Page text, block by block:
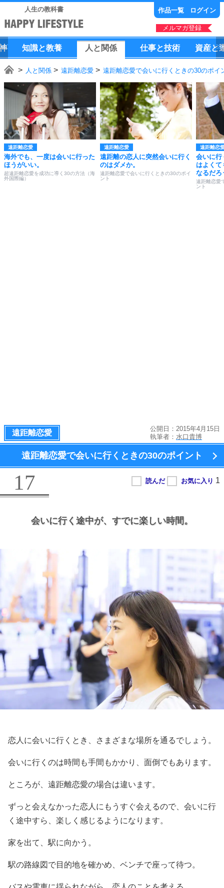
人生の教科書 作品一覧 ログイン
メルマガ登録
知識と教養 人 と 関係 仕事と技術 資産と
人と関係 遠距離恋愛 遠距離恋愛で会いに行くときの30のポイ
遠距離恋愛
海外でも、一度は会いに行った
ほうがいい。
超遠距離恋愛を成功に導く30の方法（海
外国際編）
遠距離恋愛
遠距離の恋人に突然会いに行く
のはダメか。
遠距離恋愛で会いに行くときの30のポイ
ント
遠距離恋
会いに行
はよく
なるだろ
遠距離恋愛
ント
遠距離恋愛
公開日：2015年4月15日
執筆者： 水口貴博
遠距離恋愛で会いに行くときの30のポイント
17
会いに行く途中が、 すでに楽しい時間。
恋人に会いに行くとき、さまざまな場所を通るでしょう。
会いに行くのは時間も手間もかかり、面倒でもあります。
ところが、遠距離恋愛の場合は違います。
ずっと会えなかった恋人にもうすぐ会えるので、会いに行
く途中すら、楽しく感じるようになります。
家を出て、駅に向かう。
駅の路線図で目的地を確かめ、ベンチで座って待つ。